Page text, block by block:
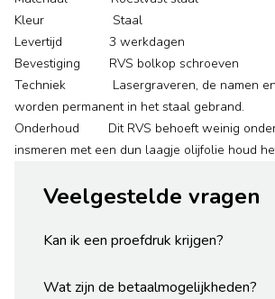
Kleur Staal
Levertijd 3 werkdagen
Bevestiging RVS bolkop schroeven
Techniek Lasergraveren, de namen en
worden permanent in het staal gebrand.
Onderhoud Dit RVS behoeft weinig
insmeren met een dun laagje olijfolie houd
Veelgestelde vragen
Kan ik een proefdruk krijgen?
Wat zijn de betaalmogelijkheden?